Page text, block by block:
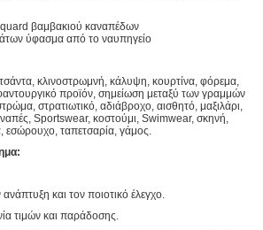
κλινοστρωμνή, κάλυψη, κουρτίνα, φόρεμα,
προϊόν, σημείωση μεταξύ των γραμμών
στρατιωτικό, αδιάβροχο, αισθητό, μαξιλάρι,
Sportswear, κοστούμι, Swimwear, σκηνή,
εσώρουχο, ταπετσαρία, γάμος.
και τον ποιοτικό έλεγχο.
τιμών και παράδοσης.